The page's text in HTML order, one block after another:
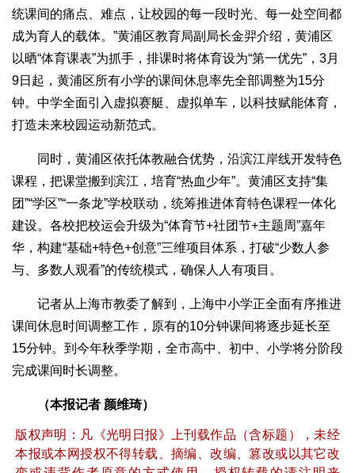
统课间的痛点、难点，让校园的每一段时光、每一处空间都
成为育人的载体。”黄浦区教育局副局长金羿介绍，黄浦区
以晒“体育课表”为抓手，排课时将体育设为“第一优先”，3月
9日起，黄浦区所有小学的课间休息率先全部调整为15分
钟。中学全面引入虚拟赛艇、虚拟单车，以科技赋能体育，
打造未来校园运动新范式。
同时，黄浦区依托体教融合优势，沿滨江岸线开发特色
课程，把课堂搬到滨江，培育“热血少年”。黄浦区支持“集
团”“学区”“一条龙”学校联动，统筹推进体育特色课程一体化
建设。各校把校运会升级为“体育节+社团节+主题周”嘉年
华，构建“基础+特色+创意”三维项目体系，打破“少数人参
与、多数人观看”的传统模式，确保人人有项目。
记者从上海市教委了解到，上海中小学正全面有序推进
课间休息时间调整工作，原有的10分钟课间将逐步延长至
15分钟。到今年秋季学期，全市高中、初中、小学将分阶段
完成课间时长调整。
（本报记者 颜维琦）
版权声明：凡《光明日报》上刊载作品（含标题），未经
本报或本网授权不得转载、摘编、改编、篡改或以其它改